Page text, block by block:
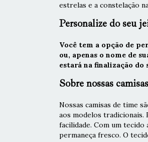
estrelas e a constelação
Personalize do seu
Você tem a opção de
ou, apenas o nome de
estará na finalização do
Sobre nossas
Nossas camisas de time
aos modelos
facilidade. Com um
permaneça fresco. O